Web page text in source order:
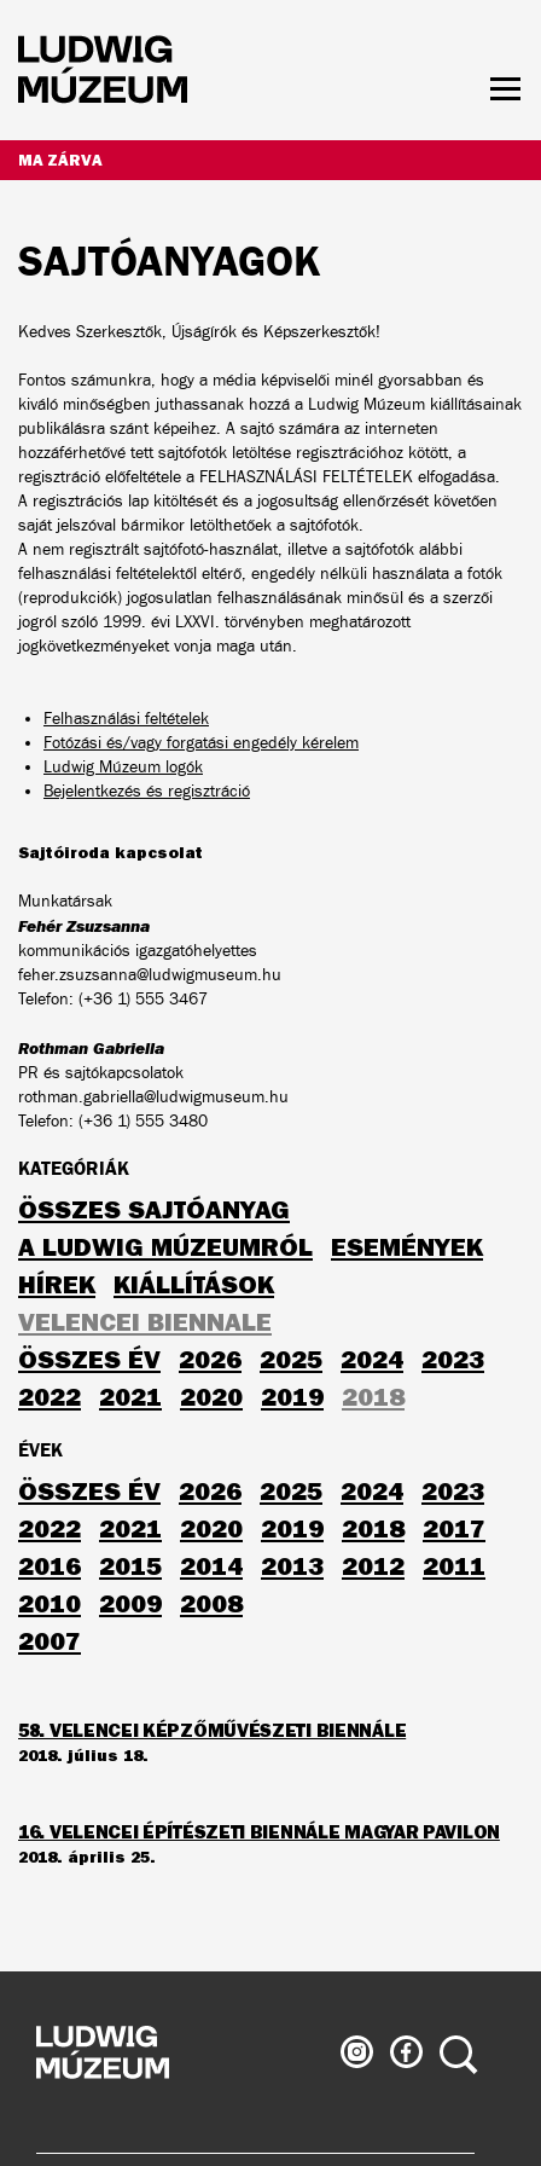
tartalomra
MA ZÁRVA
NYITVATARTÁS ÉS JEGYÁRAK
SAJTÓANYAGOK
Kedves Szerkesztők, Újságírók és Képszerkesztők!
Fontos számunkra, hogy a média képviselői minél gyorsabban és
kiváló minőségben juthassanak hozzá a Ludwig Múzeum kiállításainak
publikálásra szánt képeihez. A sajtó számára az interneten
hozzáférhetővé tett sajtófotók letöltése regisztrációhoz kötött, a
regisztráció előfeltétele a FELHASZNÁLÁSI FELTÉTELEK elfogadása.
A regisztrációs lap kitöltését és a jogosultság ellenőrzését követően
saját jelszóval bármikor letölthetőek a sajtófotók.
A nem regisztrált sajtófotó-használat, illetve a sajtófotók alábbi
felhasználási feltételektől eltérő, engedély nélküli használata a fotók
(reprodukciók) jogosulatlan felhasználásának minősül és a szerzői
jogról szóló 1999. évi LXXVI. törvényben meghatározott
jogkövetkezményeket vonja maga után.
Felhasználási feltételek
Fotózási és/vagy forgatási engedély kérelem
Ludwig Múzeum logók
Bejelentkezés és regisztráció
Sajtóiroda kapcsolat
Munkatársak
Fehér Zsuzsanna
kommunikációs igazgatóhelyettes
feher.zsuzsanna@ludwigmuseum.hu
Telefon: (+36 1) 555 3467
Rothman Gabriella
PR és sajtókapcsolatok
rothman.gabriella@ludwigmuseum.hu
Telefon: (+36 1) 555 3480
KATEGÓRIÁK
ÖSSZES SAJTÓANYAG
A LUDWIG MÚZEUMRÓL ESEMÉNYEK
HÍREK KIÁLLÍTÁSOK
VELENCEI BIENNALE
ÖSSZES ÉV 2026 2025 2024 2023
2022 2021 2020 2019 2018
ÉVEK
ÖSSZES ÉV 2026 2025 2024 2023
2022 2021 2020 2019 2018 2017
2016 2015 2014 2013 2012 2011
2010 2009 2008
2007
58. VELENCEI KÉPZŐMŰVÉSZETI BIENNÁLE
2018. július 18.
16. VELENCEI ÉPÍTÉSZETI BIENNÁLE MAGYAR PAVILON
2018. április 25.
Ludwig
Múzeum
Ludwig
Múzeum
Keresés